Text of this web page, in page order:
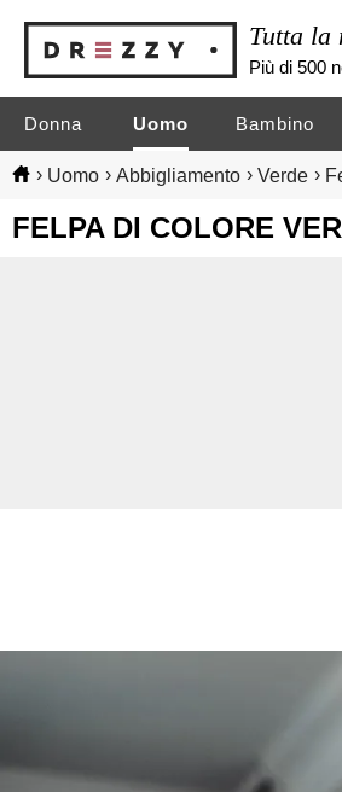
Tutta la
Più di 500
Donna Uomo Bambino
› Uomo › Abbigliamento › Verde ›
FELPA DI COLORE